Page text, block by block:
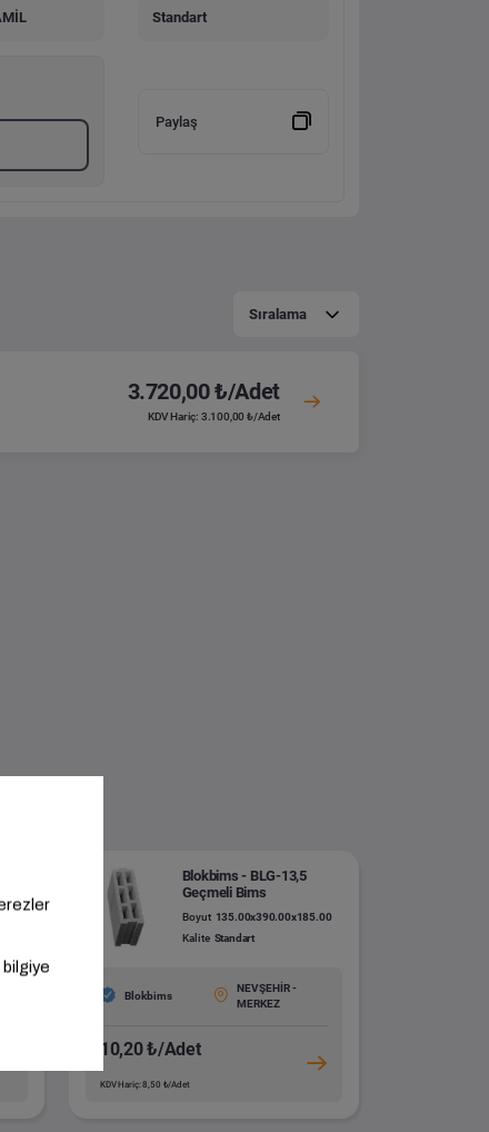
Standart
Paylaş
Sıralama
3.720,00 ₺/Adet
KDV Hariç: 3.100,00 ₺/Adet
Blokbims - BLG-13,5
Geçmeli Bims
Boyut 135.00x390.00x185.00
Kalite Standart
Blokbims
NEVŞEHİR -
MERKEZ
10,20 ₺/Adet
KDV Hariç: 8,50 ₺/Adet